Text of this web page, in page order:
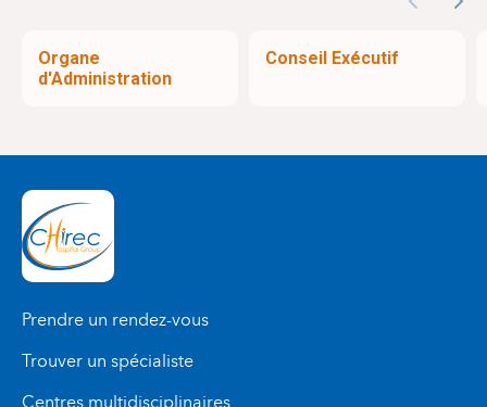
Previous
Organe
d'Administration
Conseil Exécutif
Prendre un rendez-vous
Trouver un spécialiste
Centres multidisciplinaires